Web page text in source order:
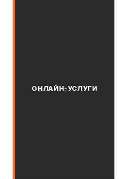
ОНЛАЙН-УСЛУГИ